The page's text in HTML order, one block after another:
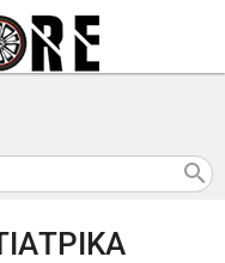
search